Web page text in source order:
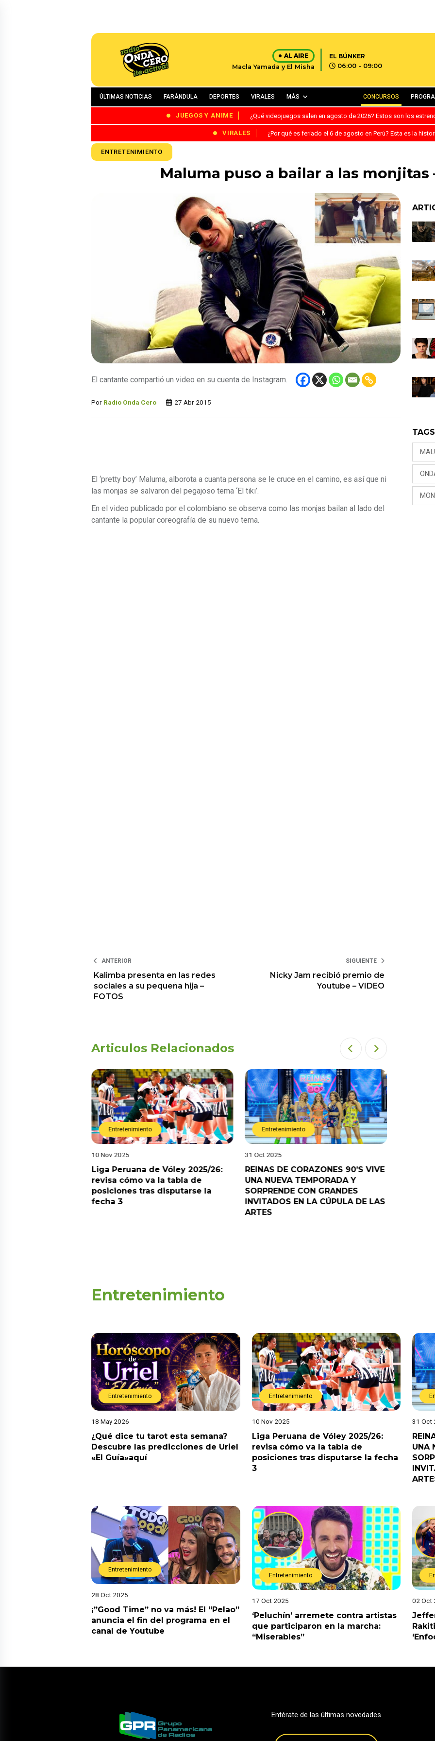
AL AIRE
Macla Yamada y El Misha
EL BÚNKER
06:00 - 09:00
ÚLTIMAS NOTICIAS FARÁNDULA DEPORTES VIRALES MÁS CONCURSOS
JUEGOS Y ANIME ¿Qué videojuegos salen en agosto de 2026? Estos son los
VIRALES ¿Por qué es feriado el 6 de agosto en Perú? Esta es la
ENTRETENIMIENTO
Maluma puso a bailar a las monjitas
El cantante compartió un video en su cuenta de Instagram.
Por Radio Onda Cero 27 Abr 2015
El ‘pretty boy’ Maluma, alborota a cuanta persona se le cruce en el camino, es así que ni
las monjas se salvaron del pegajoso tema ‘El tiki’.
En el video publicado por el colombiano se observa como las monjas bailan al lado del
cantante la popular coreografía de su nuevo tema.
ANTERIOR
Kalimba presenta en las redes
sociales a su pequeña hija –
FOTOS
SIGUIENTE
Nicky Jam recibió premio de
Youtube – VIDEO
Articulos Relacionados
Entretenimiento
10 Nov 2025
Liga Peruana de Vóley 2025/26:
revisa cómo va la tabla de
posiciones tras disputarse la
fecha 3
Entretenimiento
31 Oct 2025
REINAS DE CORAZONES 90’S VIVE
UNA NUEVA TEMPORADA Y
SORPRENDE CON GRANDES
INVITADOS EN LA CÚPULA DE LAS
ARTES
TAGS
Entretenimiento
Entretenimiento
18 May 2026
¿Qué dice tu tarot esta semana?
Descubre las predicciones de Uriel
«El Guía»aquí
Entretenimiento
10 Nov 2025
Liga Peruana de Vóley 2025/26:
revisa cómo va la tabla de
posiciones tras disputarse la fecha
3
31 Oct
UNA
Entretenimiento
28 Oct 2025
¡”Good Time” no va más! El “Pelao”
anuncia el fin del programa en el
canal de Youtube
Entretenimiento
17 Oct 2025
‘Peluchín’ arremete contra artistas
que participaron en la marcha:
“Miserables”
02 Oct
Entérate de las últimas novedades